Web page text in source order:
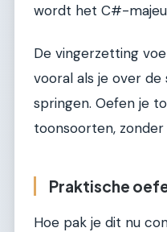
wordt het C#-
De vingerzetting
vooral als je over
springen. Oefen je
toonsoorten,
Praktische
Hoe pak je dit nu